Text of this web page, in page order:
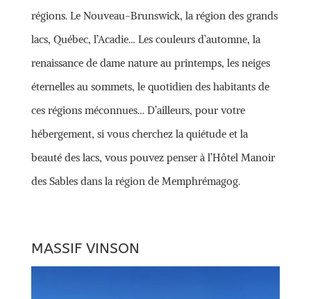
régions. Le Nouveau-Brunswick, la région des grands
lacs, Québec, l’Acadie… Les couleurs d’automne, la
renaissance de dame nature au printemps, les neiges
éternelles au sommets, le quotidien des habitants de
ces régions méconnues… D’ailleurs, pour votre
hébergement, si vous cherchez la quiétude et la
beauté des lacs, vous pouvez penser à l’Hôtel Manoir
des Sables dans la région de Memphrémagog.
MASSIF VINSON